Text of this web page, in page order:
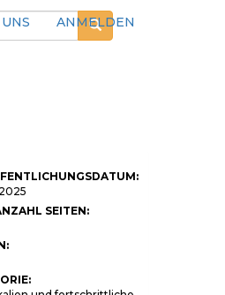
ANMELDEN
SEITEN: